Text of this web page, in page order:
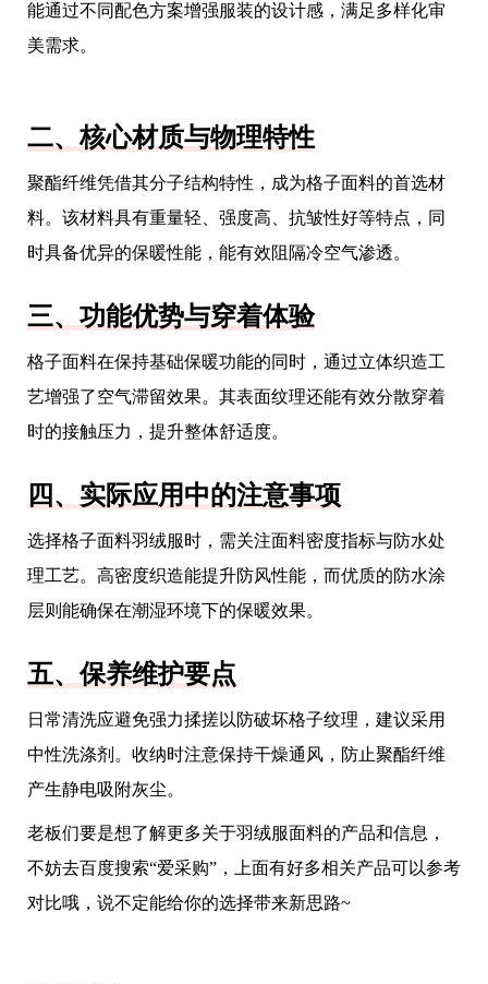
能通过不同配色方案增强服装的设计感，满足多样化审
美需求。
二、核心材质与物理特性
聚酯纤维凭借其分子结构特性，成为格子面料的首选材
料。该材料具有重量轻、强度高、抗皱性好等特点，同
时具备优异的保暖性能，能有效阻隔冷空气渗透。
三、功能优势与穿着体验
格子面料在保持基础保暖功能的同时，通过立体织造工
艺增强了空气滞留效果。其表面纹理还能有效分散穿着
时的接触压力，提升整体舒适度。
四、实际应用中的注意事项
选择格子面料羽绒服时，需关注面料密度指标与防水处
理工艺。高密度织造能提升防风性能，而优质的防水涂
层则能确保在潮湿环境下的保暖效果。
五、保养维护要点
日常清洗应避免强力揉搓以防破坏格子纹理，建议采用
中性洗涤剂。收纳时注意保持干燥通风，防止聚酯纤维
产生静电吸附灰尘。
老板们要是想了解更多关于羽绒服面料的产品和信息，
不妨去百度搜索“爱采购”，上面有好多相关产品可以参考
对比哦，说不定能给你的选择带来新思路~